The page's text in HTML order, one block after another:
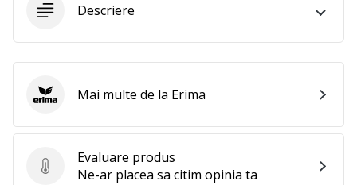
toate
articolele
Descriere
Evaluare produs
Evaluare produs
Ne-ar placea sa citim opinia ta
ErimaMai multe de la Erima